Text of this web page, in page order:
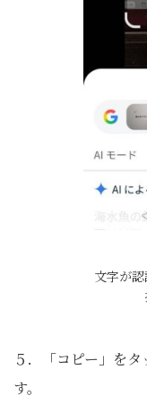
文字が
５．「コピー」を
す。